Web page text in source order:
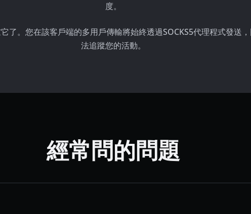
度。
了。您在該客戶端的多用戶傳輸將始終透過SOCKS5代理程式發送
法追蹤您的活動。
經常問的問題